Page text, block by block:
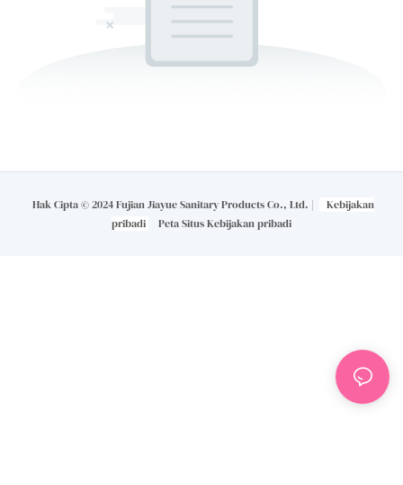
Hak Cipta © 2024 Fujian Jiayue Sanitary Products Co., Ltd. |
Kebijakan
pribadi
Peta SitusKebijakan pribadi